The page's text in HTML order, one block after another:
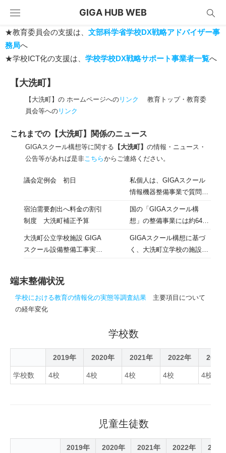
content
GIGA HUB WEB
★教育委員会の支援は、 文部科学省学校DX戦略アドバイザー事
務局へ
★学校ICT化の支援は、 学校学校DX戦略サポート事業者一覧へ
【大洗町】
【大洗町】の ホームページへの リンク
教育トップ・教育委
員会等への リンク
これまでの【大洗町】関係のニュース
GIGAスクール構想等に関する 【大洗町】 の情報・ニュース・
公告等があれば是非こちらからご連絡ください。
議会定例会 初日
私個人は、GIGAスクール
情報機器整備事業で質問を
えていただきました。ま
た、wifi整備の進捗もお伺
宿泊需要創出へ料金の割引
制度 大洗町補正予算
国の「GIGAスクール構
想」の整備事業には約6443
大洗町公立学校施設 GIGA
スクール設備整備工事実施
GIGAスクール構想に基づ
く、大洗町立学校の施設整
端末整備状況
学校における教育の情報化の実態等調査結果 主要項目について
の経年変化
学校数
2019年 2020年 2021年 2022年 2023
学校数 4校 4校 4校 4校 4校
児童生徒数
2019年 2020年 2021年 2022年 2023